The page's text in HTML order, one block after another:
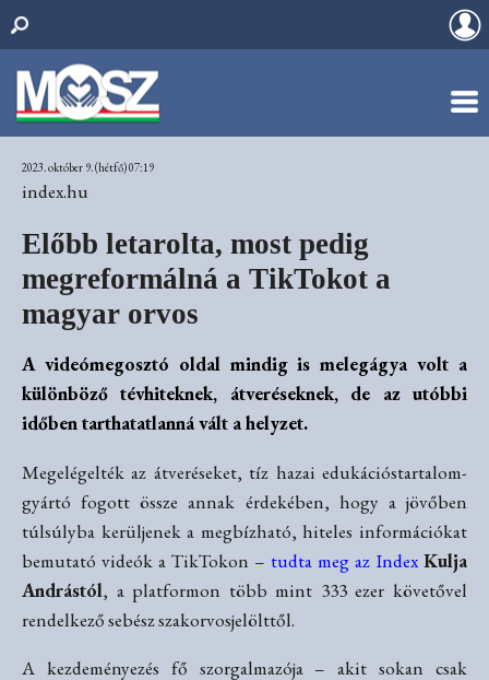
2023. október 9. (hétfő) 07:19
index.hu
Előbb letarolta, most pedig
megreformálná a TikTokot a
magyar orvos
A videómegosztó oldal mindig is melegágya volt a
különböző tévhiteknek, átveréseknek, de az utóbbi
időben tarthatatlanná vált a helyzet.
Megelégelték az átveréseket, tíz hazai edukációstartalom-
gyártó fogott össze annak érdekében, hogy a jövőben
túlsúlyba kerüljenek a megbízható, hiteles információkat
bemutató videók a TikTokon – tudta meg az Index Kulja
Andrástól, a platformon több mint 333 ezer követővel
rendelkező sebész szakorvosjelölttől.
A kezdeményezés fő szorgalmazója – akit sokan csak